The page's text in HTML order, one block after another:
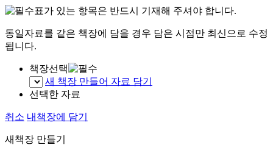
표가 있는 항목은 반드시 기재해 주셔야 합니다.
동일자료를 같은 책장에 담을 경우 담은 시점만 최신으로 수정
됩니다.
책장선택
새 책장 만들어 자료 담기
선택한 자료
취소 내책장에 담기
새책장 만들기